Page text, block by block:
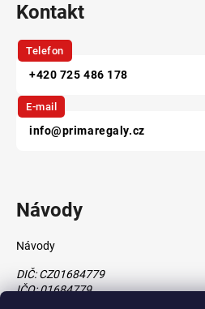
Kontakt
Telefon
+420 725 486 178
E-mail
info@primaregaly.cz
Návody
Návody
DIČ: CZ01684779
IČO: 01684779